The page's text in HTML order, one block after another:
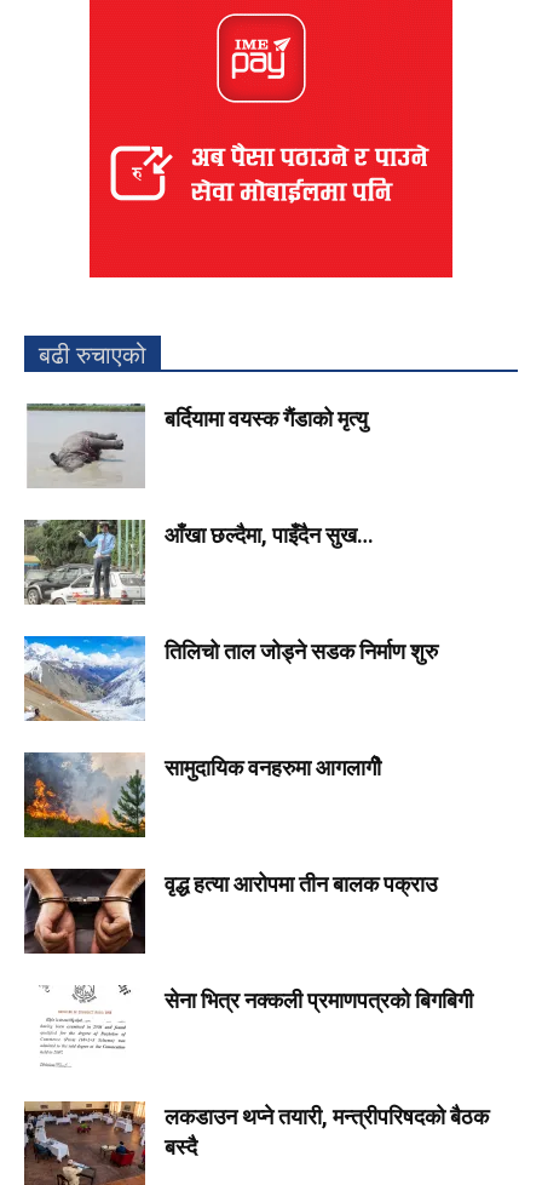
बढी रुचाएको
बर्दियामा वयस्क गैंडाको मृत्यु
आँखा छल्दैमा, पाइँदैन सुख…
तिलिचो ताल जोड्ने सडक निर्माण शुरु
सामुदायिक वनहरुमा आगलागीे
वृद्ध हत्या आरोपमा तीन बालक पक्राउ
सेना भित्र नक्कली प्रमाणपत्रको बिगबिगी
लकडाउन थप्ने तयारी, मन्त्रीपरिषदको बैठक
बस्दै